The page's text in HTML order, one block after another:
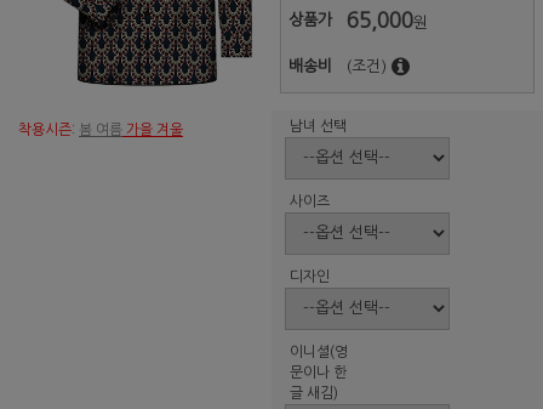
착용시즌: 봄 여름 가을 겨울
상품가 65,000원
배송비 (조건)
남녀 선택
사이즈
디자인
이니셜(영
문이나 한
글 새김)